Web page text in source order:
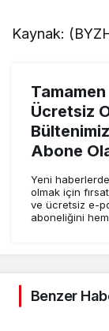
Kaynak:
Tamamen
Ücretsiz
Abone
Yeni
olmak için
ve ücretsiz e-
aboneliğini
Benzer